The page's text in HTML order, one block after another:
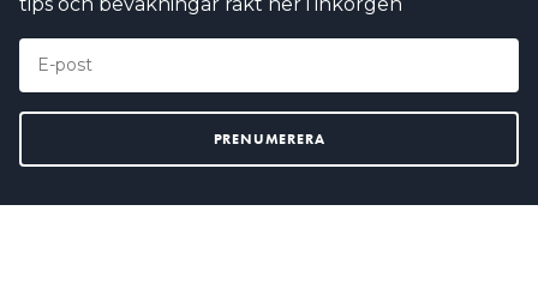
tips och bevakningar rakt ner i inkorgen